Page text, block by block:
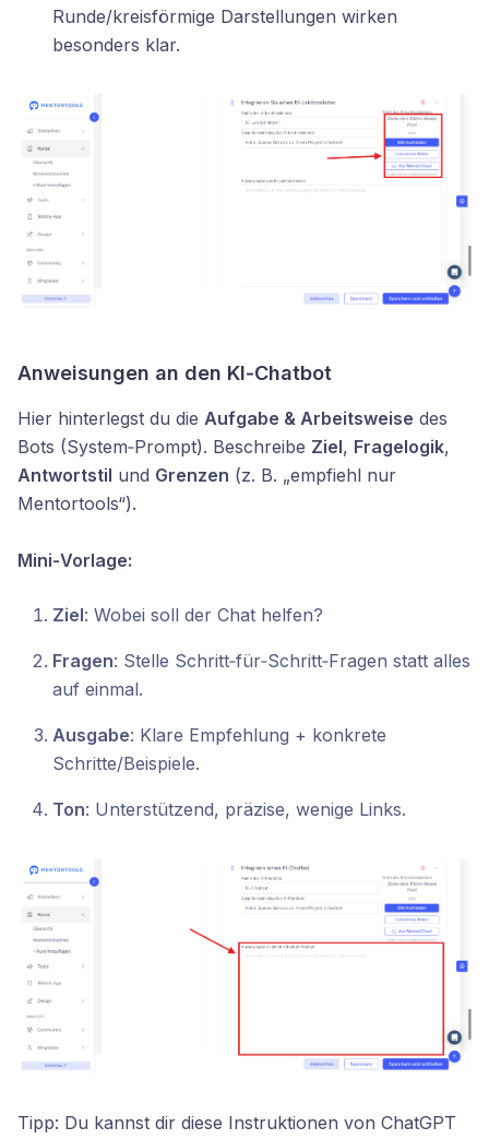
Runde/kreisförmige Darstellungen wirken
besonders klar.
Anweisungen an den KI‑Chatbot
Hier hinterlegst du die Aufgabe & Arbeitsweise des
Bots (System‑Prompt). Beschreibe Ziel, Fragelogik,
Antwortstil und Grenzen (z. B. „empfiehl nur
Mentortools“).
Mini‑Vorlage:
Ziel: Wobei soll der Chat helfen?
Fragen: Stelle Schritt‑für‑Schritt‑Fragen statt alles
auf einmal.
Ausgabe: Klare Empfehlung + konkrete
Schritte/Beispiele.
Ton: Unterstützend, präzise, wenige Links.
Tipp: Du kannst dir diese Instruktionen von ChatGPT